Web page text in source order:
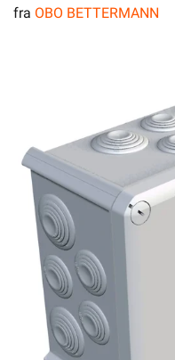
fra OBO BETTERMANN